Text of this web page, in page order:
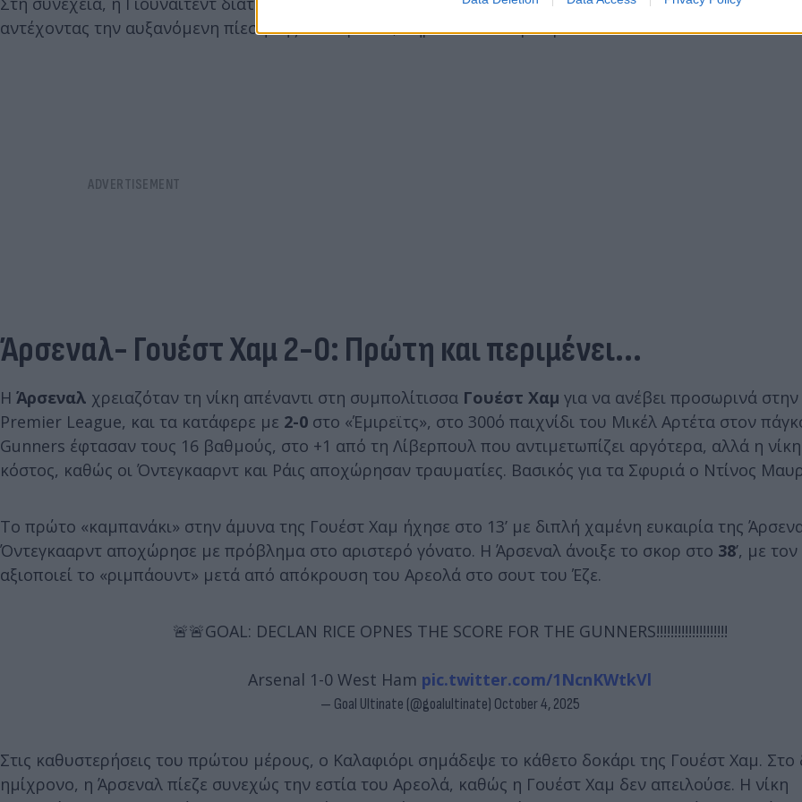
αντέχοντας την αυξανόμενη πίεση της Σάντερλαντ, πήρε το πολύτιμο τρίποντο.
Άρσεναλ- Γουέστ Χαμ 2-0: Πρώτη και περιμένει...
Η Άρσεναλ χρειαζόταν τη νίκη απέναντι στη συμπολίτισσα Γουέστ Χαμ για να ανέβει προσωρινά
Premier League, και τα κατάφερε με 2-0 στο «Έμιρεϊτς», στο 300ό παιχνίδι του Μικέλ Αρτέτα στον
Gunners έφτασαν τους 16 βαθμούς, στο +1 από τη Λίβερπουλ που αντιμετωπίζει αργότερα, αλλά η
κόστος, καθώς οι Όντεγκααρντ και Ράις αποχώρησαν τραυματίες. Βασικός για τα Σφυριά ο Ντίνος
Το πρώτο «καμπανάκι» στην άμυνα της Γουέστ Χαμ ήχησε στο 13’ με διπλή χαμένη ευκαιρία της
Όντεγκααρντ αποχώρησε με πρόβλημα στο αριστερό γόνατο. Η Άρσεναλ άνοιξε το σκορ στο 38’, με τον
αξιοποιεί το «ριμπάουντ» μετά από απόκρουση του Αρεολά στο σουτ του Έζε.
🚨🚨GOAL: DECLAN RICE OPNES THE SCORE FOR THE GUNNERS!!!!!!!!!!!!!!!!!!!!
Arsenal 1-0 West Ham pic.twitter.com/1NcnKWtkVl
— Goal Ultinate (@goalultinate) October 4, 2025
Στις καθυστερήσεις του πρώτου μέρους, ο Καλαφιόρι σημάδεψε το κάθετο δοκάρι της Γουέστ Χαμ. Στο
ημίχρονο, η Άρσεναλ πίεζε συνεχώς την εστία του Αρεολά, καθώς η Γουέστ Χαμ δεν απειλούσε. Η νίκη